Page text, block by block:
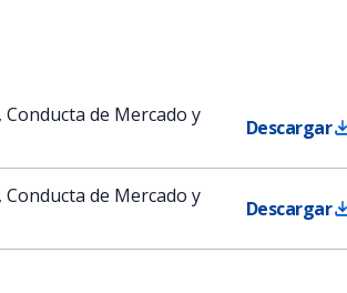
de Mercado y
Descargar
de Mercado y
Descargar